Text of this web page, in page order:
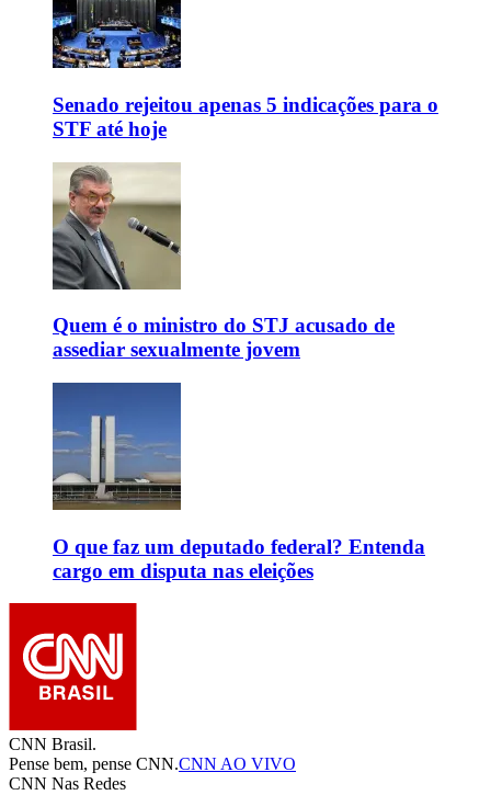
Senado rejeitou apenas 5 indicações para o
STF até hoje
Quem é o ministro do STJ acusado de
assediar sexualmente jovem
O que faz um deputado federal? Entenda
cargo em disputa nas eleições
CNN Brasil.
Pense bem, pense CNN.CNN AO VIVO
CNN Nas Redes